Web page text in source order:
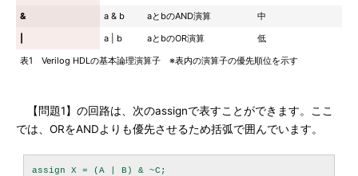
&
a & b aとbのAND演算
中
a | b aとbのOR演算
低
表1 Verilog HDLの基本論理演算子 ※表内の演算子の優先順位を示す
【問題1】の回路は、次のassignで表すことができます。ここ
では、ORをANDよりも優先させるため括弧で囲んでいます。